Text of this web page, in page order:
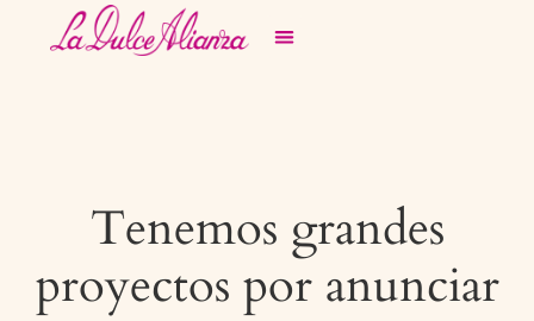
Tenemos grandes
proyectos por anunciar